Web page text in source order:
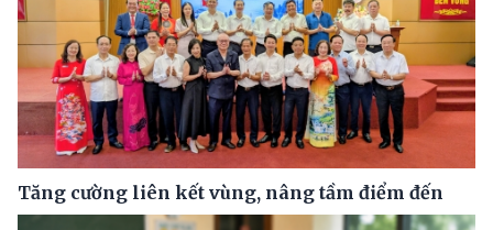
Tăng cường liên kết vùng, nâng tầm điểm đến